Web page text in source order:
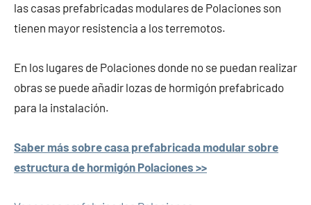
las casas prefabricadas modulares de Polaciones son
tienen mayor resistencia a los terremotos.
En los lugares de Polaciones donde no se puedan realizar
obras se puede añadir lozas de hormigón prefabricado
para la instalación.
Saber más sobre casa prefabricada modular sobre
estructura de hormigón Polaciones >>